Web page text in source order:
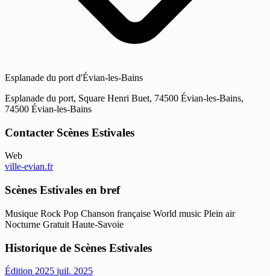
Esplanade du port d'Évian-les-Bains
Esplanade du port, Square Henri Buet, 74500 Évian-les-Bains,
74500 Évian-les-Bains
Contacter Scènes Estivales
Web
ville-evian.fr
Scènes Estivales en bref
Musique Rock Pop Chanson française World music Plein air
Nocturne Gratuit Haute-Savoie
Historique de Scènes Estivales
Édition 2025 juil. 2025